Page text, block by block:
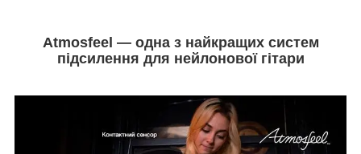
Atmosfeel — одна з найкращих систем
підсилення для нейлонової гітари